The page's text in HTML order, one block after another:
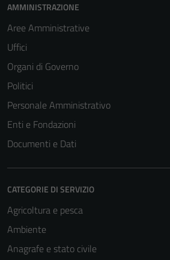
AMMINISTRAZIONE
Aree Amministrative
Uffici
Organi di Governo
Politici
Personale Amministrativo
Enti e Fondazioni
Documenti e Dati
CATEGORIE DI SERVIZIO
Agricoltura e pesca
Ambiente
Anagrafe e stato civile